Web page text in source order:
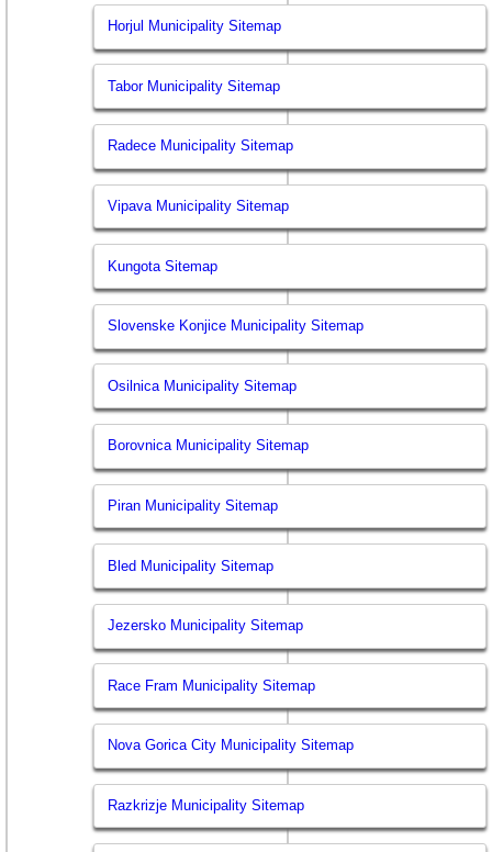
Horjul Municipality Sitemap
Tabor Municipality Sitemap
Radece Municipality Sitemap
Vipava Municipality Sitemap
Kungota Sitemap
Slovenske Konjice Municipality Sitemap
Osilnica Municipality Sitemap
Borovnica Municipality Sitemap
Piran Municipality Sitemap
Bled Municipality Sitemap
Jezersko Municipality Sitemap
Race Fram Municipality Sitemap
Nova Gorica City Municipality Sitemap
Razkrizje Municipality Sitemap